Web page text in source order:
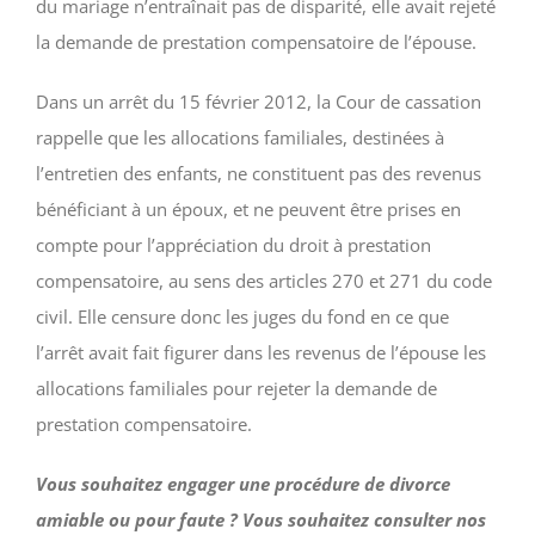
du mariage n’entraînait pas de disparité, elle avait rejeté
la demande de prestation compensatoire de l’épouse.
Dans un arrêt du 15 février 2012, la Cour de cassation
rappelle que les allocations familiales, destinées à
l’entretien des enfants, ne constituent pas des revenus
bénéficiant à un époux, et ne peuvent être prises en
compte pour l’appréciation du droit à prestation
compensatoire, au sens des articles 270 et 271 du code
civil. Elle censure donc les juges du fond en ce que
l’arrêt avait fait figurer dans les revenus de l’épouse les
allocations familiales pour rejeter la demande de
prestation compensatoire.
Vous souhaitez engager une procédure de divorce
amiable ou pour faute ? Vous souhaitez consulter nos